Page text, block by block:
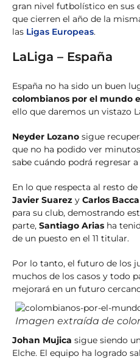
gran nivel futbolístico en sus
que cierren el año de la
las Ligas Europeas.
LaLiga – España
España no ha sido un buen
colombianos por el mundo
ello que daremos un vistazo
Neyder Lozano sigue
que no ha podido ver
sabe cuándo podrá regresar a
En lo que respecta al resto
Javier Suarez y Carlos Bacca
para su club, demostrando
parte, Santiago Arias ha
de un puesto en el 11 titular.
Por lo tanto, el futuro de los
muchos de los casos y todo
mejorará en un futuro
Imagen extraída de
Johan Mujica sigue siendo
Elche. El equipo ha logrado